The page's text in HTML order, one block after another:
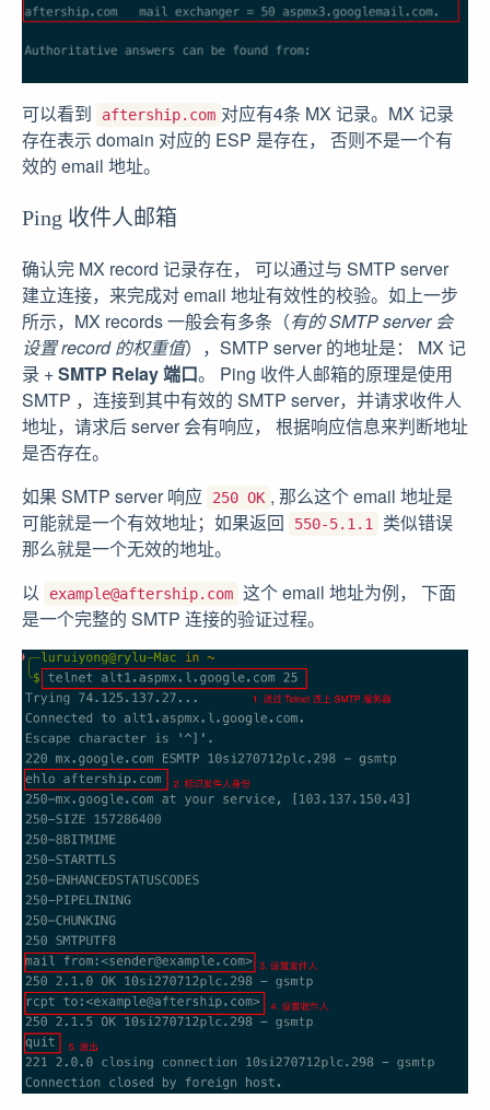
可以看到 aftership.com 对应有4条 MX 记录。MX 记录
存在表示 domain 对应的 ESP 是存在， 否则不是一个有
效的 email 地址。
Ping 收件人邮箱
确认完 MX record 记录存在， 可以通过与 SMTP server
建立连接，来完成对 email 地址有效性的校验。如上一步
所示，MX records 一般会有多条（有的 SMTP server 会
设置 record 的权重值），SMTP server 的地址是： MX 记
录 +SMTP Relay 端口。 Ping 收件人邮箱的原理是使用
SMTP ，连接到其中有效的 SMTP server，并请求收件人
地址，请求后 server 会有响应， 根据响应信息来判断地址
是否存在。
如果 SMTP server 响应
250 OK , 那么这个 email 地址是
可能就是一个有效地址；如果返回
550-5.1.1
类似错误
那么就是一个无效的地址。
以
example@aftership.com 这个 email 地址为例， 下面
是一个完整的 SMTP 连接的验证过程。